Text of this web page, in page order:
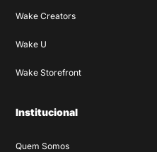
Wake Creators
Wake U
Wake Storefront
Institucional
Quem Somos